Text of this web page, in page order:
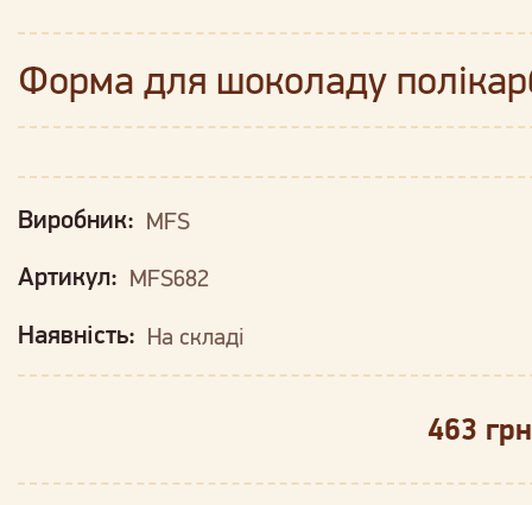
Форма для шоколаду
Виробник: MFS
Артикул: MFS682
Наявність: На складі
463 грн